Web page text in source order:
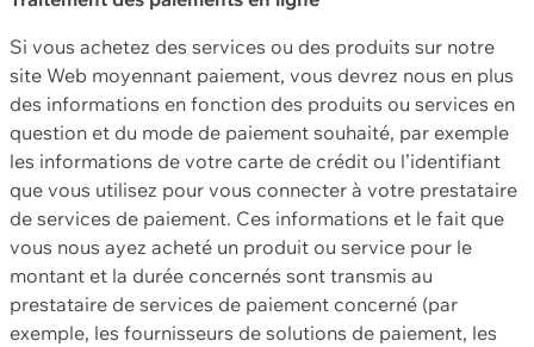
Si vous achetez des services ou des produits sur notre
site Web moyennant paiement, vous devrez nous en plus
des informations en fonction des produits ou services en
question et du mode de paiement souhaité, par exemple
les informations de votre carte de crédit ou l’identifiant
que vous utilisez pour vous connecter à votre prestataire
de services de paiement. Ces informations et le fait que
vous nous ayez acheté un produit ou service pour le
montant et la durée concernés sont transmis au
prestataire de services de paiement concerné (par
exemple, les fournisseurs de solutions de paiement, les